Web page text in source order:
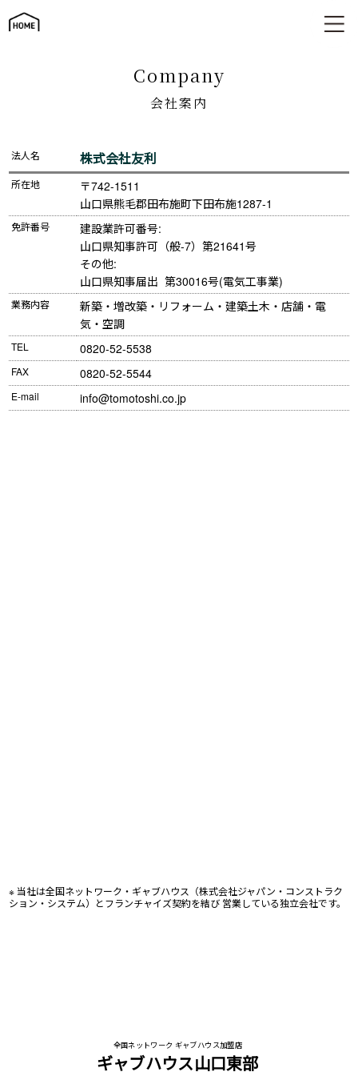
会社案内
company
会社案内
法人名 株式会社友利
所在地
〒742-1511
山口県熊毛郡田布施町下田布施1287-1
免許番号
建設業許可番号:
山口県知事許可（般-7）第21641号
その他:
山口県知事届出  第30016号(電気工事業)
業務内容
新築・増改築・リフォーム・建築土木・店舗・電
気・空調
TEL 0820-52-5538
FAX 0820-52-5544
E-mail info@tomotoshi.co.jp
※ 当社は全国ネットワーク・ギャブハウス（株式会社ジャパン・コンストラク
ション・システム）とフランチャイズ契約を結び 営業している独立会社です。
全国ネットワーク ギャブハウス加盟店
ギャブハウス山口東部